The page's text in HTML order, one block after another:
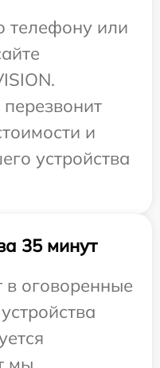
телефону или
и
устройства
35 минут
оговоренные